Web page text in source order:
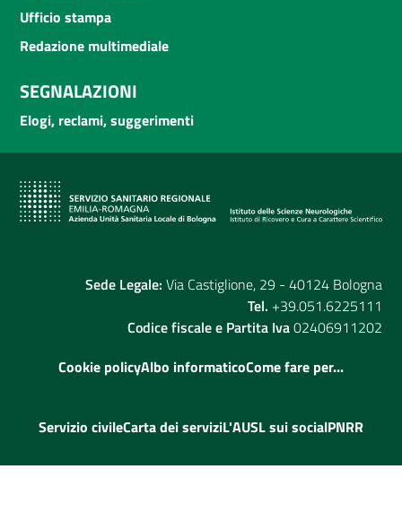
Ufficio stampa
Redazione multimediale
SEGNALAZIONI
Elogi, reclami, suggerimenti
Sede Legale: Via Castiglione, 29 - 40124 Bologna
Tel. +39.051.6225111
Codice fiscale e Partita Iva02406911202
Cookie policyAlbo informaticoCome fare per...
Servizio civileCarta dei serviziL'AUSL sui socialPNRR